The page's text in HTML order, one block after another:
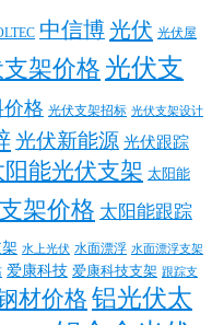
中信博光伏 光伏屋
架价格 光伏支
格 光伏支架招标 光伏支架设计
光伏新能源 光伏跟踪
阳能光伏支架 太阳能
架价格 太阳能跟踪
水上光伏 水面漂浮 水面漂浮支架
爱康科技 爱康科技支架 跟踪支
材价格 铝光伏太